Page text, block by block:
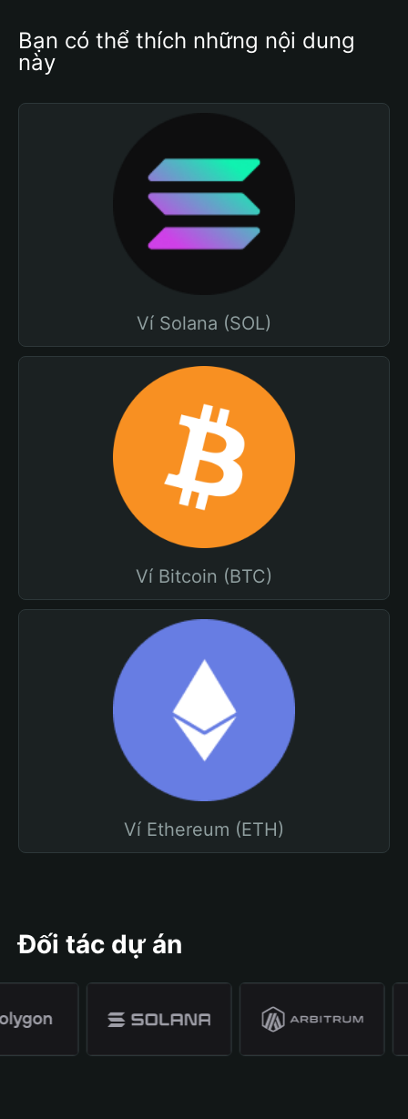
Bạn có thể thích những nội dung
này
Ví Solana (SOL)
Ví Bitcoin (BTC)
Ví Ethereum (ETH)
Đối tác dự án